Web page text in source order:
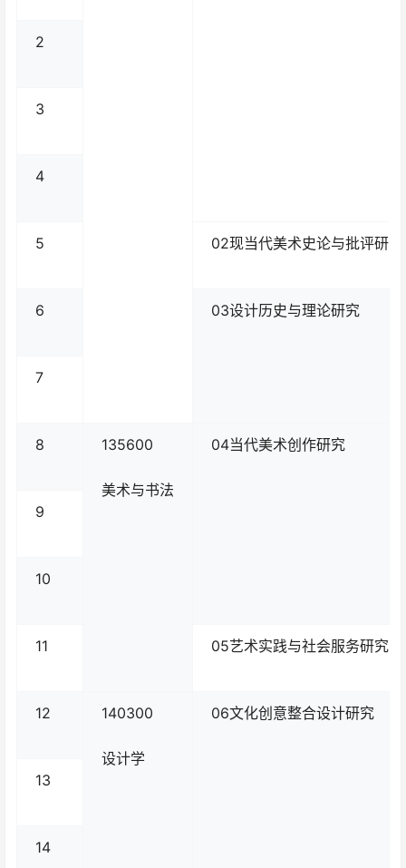
2
3
4
5 02现当代美术史论与批评研究
6 03设计历史与理论研究
7
8 135600
美术与书法
04当代美术创作研究
9
10
11 05艺术实践与社会服务研究
12 140300
设计学
06文化创意整合设计研究
13
14